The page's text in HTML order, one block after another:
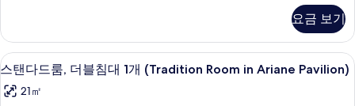
모
두
보
세
히
보
기
대
개
(Superior
룸,
더
블
대
요금 보기
스
탠
다
스탠다드룸, 더블침대 1개 (Tradition
3
스탠다드룸, 더블침대 1개 (Tradition Room in Ariane Pavilion)
21㎡